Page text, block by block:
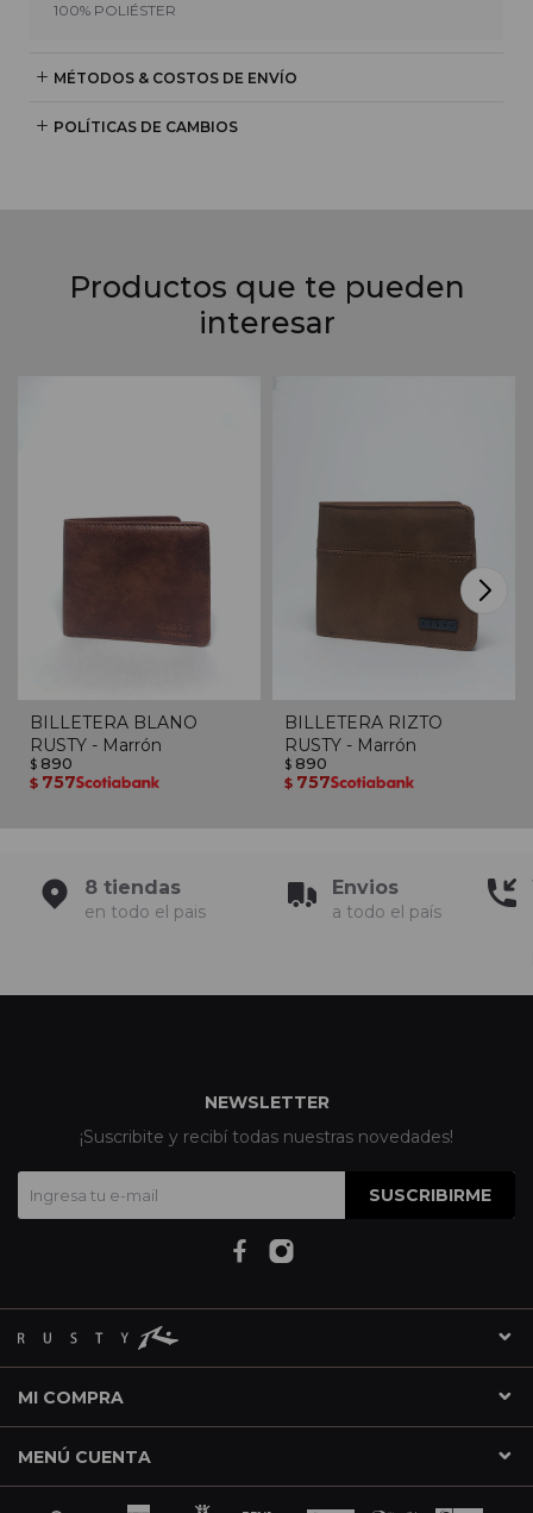
100% POLIÉSTER
MÉTODOS & COSTOS DE ENVÍO
POLÍTICAS DE CAMBIOS
Productos que te pueden
interesar
BILLETERA BLANO
RUSTY - Marrón
$ 890
$ 757
BILLETERA RIZTO
RUSTY - Marrón
$ 890
$ 757
8 tiendas
en todo el pais
Envios
a todo el país
MI COMPRA
MENÚ CUENTA
NEWSLETTER
¡Suscribite y recibí todas nuestras novedades!
SUSCRIBIRME